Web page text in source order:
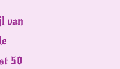
van
50